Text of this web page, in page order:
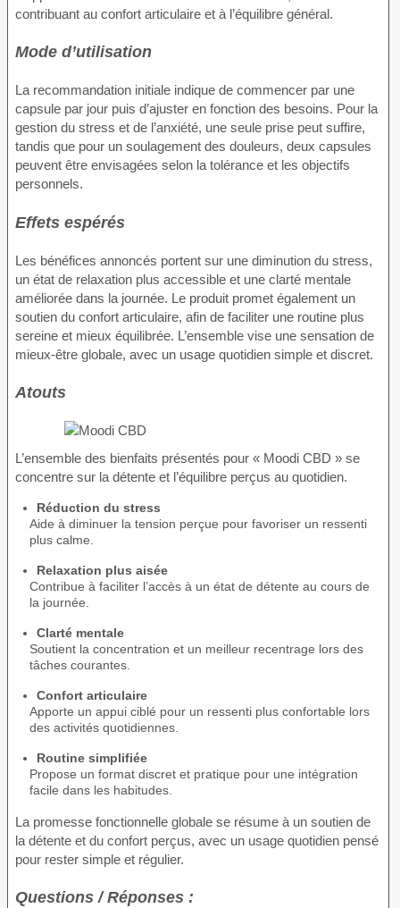
contribuant au confort articulaire et à l’équilibre général.
Mode d’utilisation
La recommandation initiale indique de commencer par une
capsule par jour puis d’ajuster en fonction des besoins. Pour la
gestion du stress et de l’anxiété, une seule prise peut suffire,
tandis que pour un soulagement des douleurs, deux capsules
peuvent être envisagées selon la tolérance et les objectifs
personnels.
Effets espérés
Les bénéfices annoncés portent sur une diminution du stress,
un état de relaxation plus accessible et une clarté mentale
améliorée dans la journée. Le produit promet également un
soutien du confort articulaire, afin de faciliter une routine plus
sereine et mieux équilibrée. L’ensemble vise une sensation de
mieux-être globale, avec un usage quotidien simple et discret.
Atouts
L’ensemble des bienfaits présentés pour « Moodi CBD » se
concentre sur la détente et l’équilibre perçus au quotidien.
Réduction du stress
Aide à diminuer la tension perçue pour favoriser un ressenti
plus calme.
Relaxation plus aisée
Contribue à faciliter l’accès à un état de détente au cours de
la journée.
Clarté mentale
Soutient la concentration et un meilleur recentrage lors des
tâches courantes.
Confort articulaire
Apporte un appui ciblé pour un ressenti plus confortable lors
des activités quotidiennes.
Routine simplifiée
Propose un format discret et pratique pour une intégration
facile dans les habitudes.
La promesse fonctionnelle globale se résume à un soutien de
la détente et du confort perçus, avec un usage quotidien pensé
pour rester simple et régulier.
Questions / Réponses :